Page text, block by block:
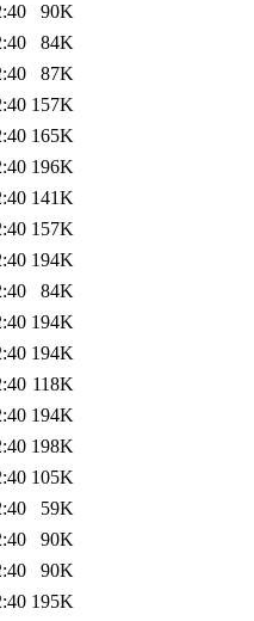
90K
84K
87K
157K
165K
196K
141K
157K
194K
84K
194K
194K
118K
194K
198K
105K
59K
90K
90K
195K